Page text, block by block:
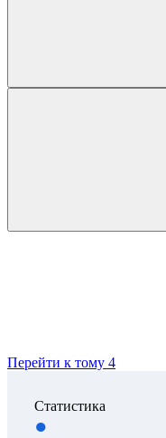
Перейти к тому 4
Статистика